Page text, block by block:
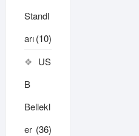
Standl
arı(10)
US
B
Bellekl
er (36)